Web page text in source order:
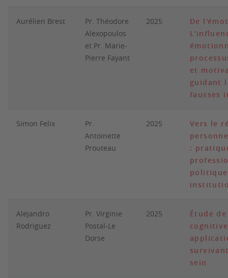
Aurélien Brest
Pr. Théodore
Alexopoulos
et Pr. Marie-
Pierre Fayant
2025
De
et
guidant
fausses
Simon Felix
Pr.
Antoinette
Prouteau
2025
Vers le
:
Alejandro
Rodriguez
Pr. Virginie
Postal-Le
Dorse
2025
Étude
sein